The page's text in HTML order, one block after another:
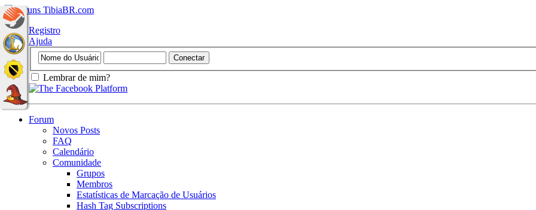
Registro
Ajuda
Lembrar de mim?
Forum
Novos Posts
FAQ
Calendário
Comunidade
Grupos
Membros
Estatísticas de Marcação de Usuários
Hash Tag Subscriptions